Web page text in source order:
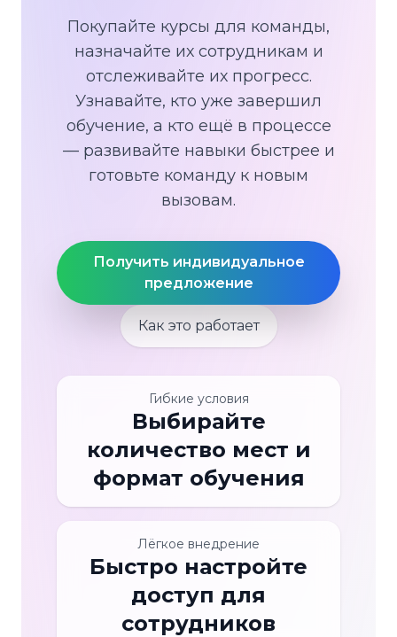
Покупайте курсы для команды,
назначайте их сотрудникам и
отслеживайте их прогресс.
Узнавайте, кто уже завершил
обучение, а кто ещё в процессе
— развивайте навыки быстрее и
готовьте команду к новым
вызовам.
Получить индивидуальное
предложение
Как это работает
Гибкие условия
Выбирайте
количество мест и
формат обучения
Лёгкое внедрение
Быстро настройте
доступ для
сотрудников